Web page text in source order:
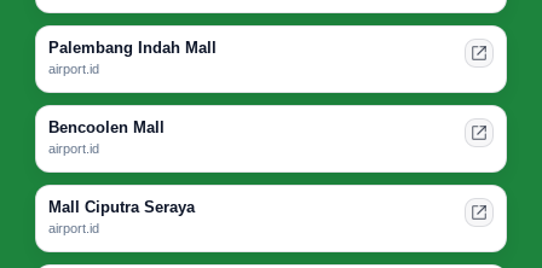
Palembang Indah Mall
airport.id
Bencoolen Mall
airport.id
Mall Ciputra Seraya
airport.id